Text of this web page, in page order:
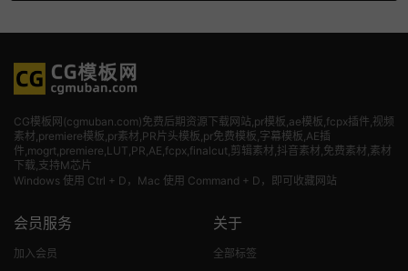
CG模板网(cgmuban.com)免费后期资源下载网站,pr模板,ae模板,fcpx插件,视频
素材 ,premiere模板,pr素材,PR片头模板,pr免费模板,字幕模板,AE插
件,mogrt,premiere,LUT,PR,AE,fcpx,finalcut,剪辑素材,抖音素材,免费素材,素材
下载,支持M芯片
Windows 使用 Ctrl + D，Mac 使用 Command + D，即可收藏网站
会员服务
加入会员
关于
全部标签